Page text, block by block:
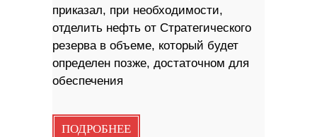
приказал, при необходимости,
отделить нефть от Стратегического
резерва в объеме, который будет
определен позже, достаточном для
обеспечения
ПОДРОБНЕЕ